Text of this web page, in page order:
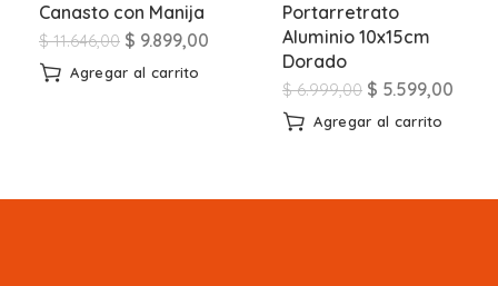
Canasto con Manija
$11.646,00 $ 9.899,00
Agregar al carrito
Portarretrato
Aluminio 10x15cm
Dorado
$6.999,00 $ 5.599,00
Agregar al carrito